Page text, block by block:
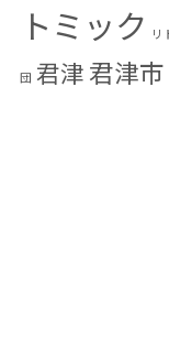
トミック リ
団 君津君津市